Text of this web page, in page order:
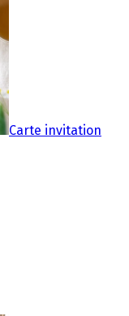
Carte invitation